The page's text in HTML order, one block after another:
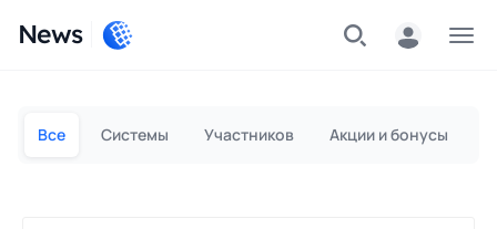
News
Все Системы Участников Акции и бонусы